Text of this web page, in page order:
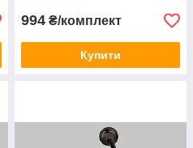
994 ₴/комплект
Купити